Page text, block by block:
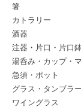
箸
カトラリー
酒器
注器・片口・片口
湯呑み・カップ・
急須・ポット
グラス・タンブラー
ワイングラス